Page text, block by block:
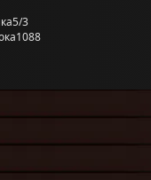
5/3
1088